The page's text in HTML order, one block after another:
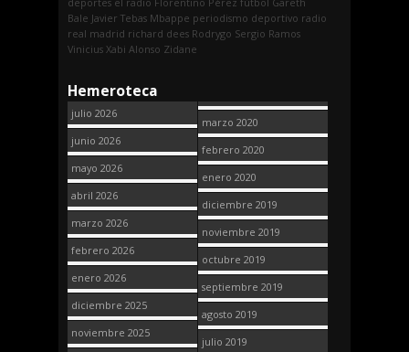
Bale Javier Tebas Mbappe periodismo deportivo radio
real madrid richard dees Rodrygo Sergio Ramos
Vinicius Xabi Alonso Zidane
Hemeroteca
julio 2026
junio 2026
mayo 2026
abril 2026
marzo 2026
febrero 2026
enero 2026
diciembre 2025
noviembre 2025
marzo 2020
febrero 2020
enero 2020
diciembre 2019
noviembre 2019
octubre 2019
septiembre 2019
agosto 2019
julio 2019